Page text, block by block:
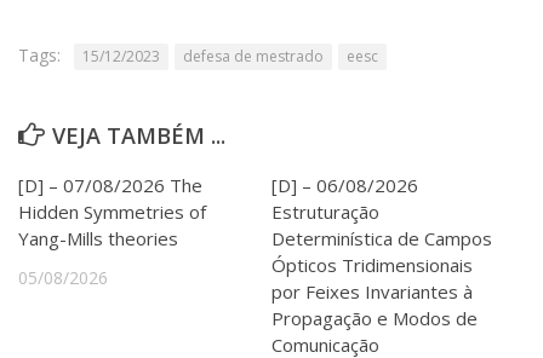
Agenda de Eventos
Tags: 15/12/2023 defesa de mestrado eesc
VEJA TAMBÉM ...
[D] – 07/08/2026 The
Hidden Symmetries of
Yang-Mills theories
05/08/2026
[D] – 06/08/2026
Estruturação
Determinística de Campos
Ópticos Tridimensionais
por Feixes Invariantes à
Propagação e Modos de
Comunicação